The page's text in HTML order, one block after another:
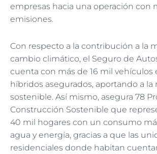
empresas hacia una operación con
emisiones.
Con respecto a la contribución a la
cambio climático, el Seguro de
cuenta con más de 16 mil vehículos
híbridos asegurados, aportando a la
sostenible. Así mismo, asegura 78
Construcción Sostenible que
40 mil hogares con un consumo
agua y energía, gracias a que las
residenciales donde habitan